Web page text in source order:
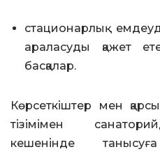
стационарлық
араласуды қажет
басқалар.
Көрсеткіштер мен
тізімімен
кешенінде